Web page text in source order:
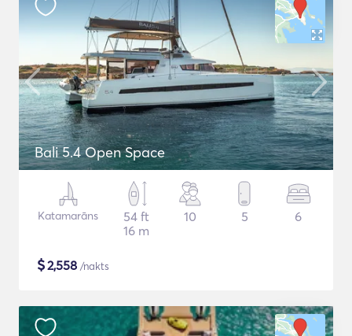
Bali 5.4 Open Space
Katamarāns
54 ft
16 m
10 5 6
$2,558 /nakts